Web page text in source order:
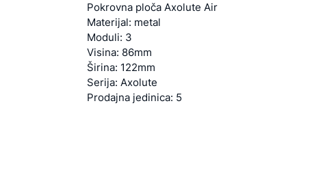
Pokrovna ploča Axolute Air
Materijal: metal
Moduli: 3
Visina: 86mm
Širina: 122mm
Serija: Axolute
Prodajna jedinica: 5